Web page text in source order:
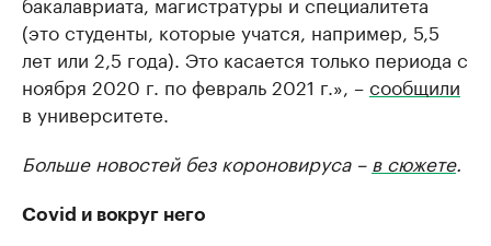
(это студенты, которые учатся, например, 5,5
лет или 2,5 года). Это касается только периода с
ноября 2020 г. по февраль 2021 г.», –сообщили
в университете.
Больше новостей без короновируса –в сюжете.
Covid и вокруг него